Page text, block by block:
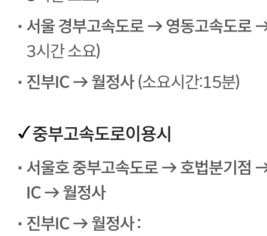
서울 경부고속도로 → 영동고속도로
3시간 소요)
진부IC → 월정사(소요시간:15분)
중부고속도로이용시
서울호 중부고속도로 → 호법분기점
IC → 월정사
진부IC → 월정사 :